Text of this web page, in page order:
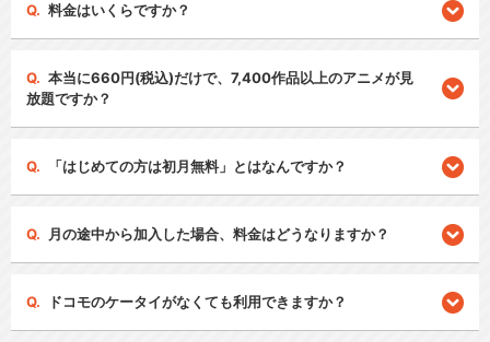
料金はいくらですか？
本当に660円(税込)だけで、7,400作品以上のアニメが見
放題ですか？
「はじめての方は初月無料」とはなんですか？
月の途中から加入した場合、料金はどうなりますか？
ドコモのケータイがなくても利用できますか？